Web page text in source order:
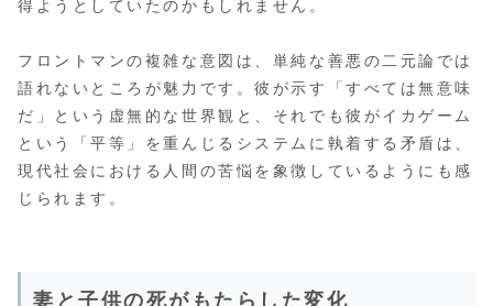
得ようとしていたのかもしれません。
フロントマンの複雑な意図は、単純な善悪の二元論では
語れないところが魅力です。彼が示す「すべては無意味
だ」という虚無的な世界観と、それでも彼がイカゲーム
という「平等」を重んじるシステムに執着する矛盾は、
現代社会における人間の苦悩を象徴しているようにも感
じられます。
妻と子供の死がもたらした変化